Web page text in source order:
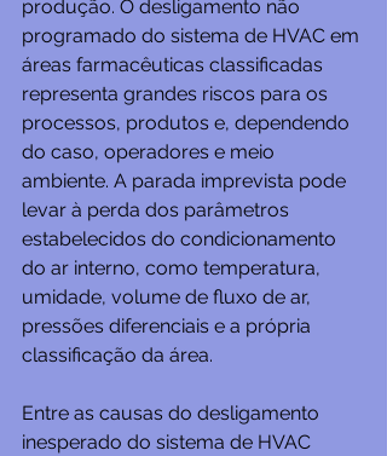
produção. O desligamento não
programado do sistema de HVAC em
áreas farmacêuticas classificadas
representa grandes riscos para os
processos, produtos e, dependendo
do caso, operadores e meio
ambiente. A parada imprevista pode
levar à perda dos parâmetros
estabelecidos do condicionamento
do ar interno, como temperatura,
umidade, volume de fluxo de ar,
pressões diferenciais e a própria
classificação da área.
Entre as causas do desligamento
inesperado do sistema de HVAC